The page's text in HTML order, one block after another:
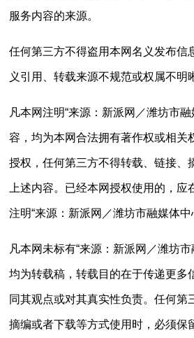
服务内容的来源。
任何第三方不得盗用本网名义发布信
义引用、转载来源不规范或权属不
凡本网注明“来源：新派网／潍坊市
容，均为本网合法拥有著作权或相关
授权，任何第三方不得转载、链接、
上述内容。已经本网授权使用的，
注明“来源：新派网／潍坊市融媒体
凡本网未标有“来源：新派网／潍坊市
均为转载稿，转载目的在于传递更多
同其观点或对其真实性负责。任何第
摘编或者下载等方式使用时，必须保